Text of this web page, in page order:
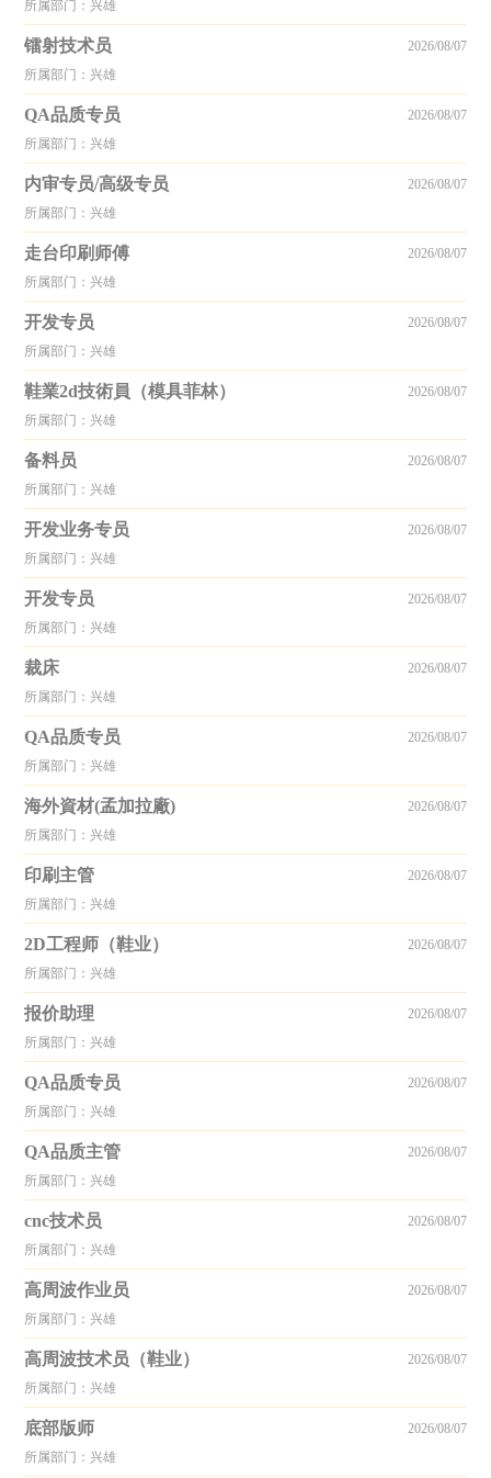
所属部门：兴雄
镭射技术员
所属部门：兴雄
2026/08/07
QA品质专员
所属部门：兴雄
2026/08/07
内审专员/高级专员
所属部门：兴雄
2026/08/07
走台印刷师傅
所属部门：兴雄
2026/08/07
开发专员
所属部门：兴雄
2026/08/07
鞋業2d技術員（模具菲林）
所属部门：兴雄
2026/08/07
备料员
所属部门：兴雄
2026/08/07
开发业务专员
所属部门：兴雄
2026/08/07
开发专员
所属部门：兴雄
2026/08/07
裁床
所属部门：兴雄
2026/08/07
QA品质专员
所属部门：兴雄
2026/08/07
海外資材(孟加拉廠)
所属部门：兴雄
2026/08/07
印刷主管
所属部门：兴雄
2026/08/07
2D工程师（鞋业）
所属部门：兴雄
2026/08/07
报价助理
所属部门：兴雄
2026/08/07
QA品质专员
所属部门：兴雄
2026/08/07
QA品质主管
所属部门：兴雄
2026/08/07
cnc技术员
所属部门：兴雄
2026/08/07
高周波作业员
所属部门：兴雄
2026/08/07
高周波技术员（鞋业）
所属部门：兴雄
2026/08/07
底部版师
所属部门：兴雄
2026/08/07